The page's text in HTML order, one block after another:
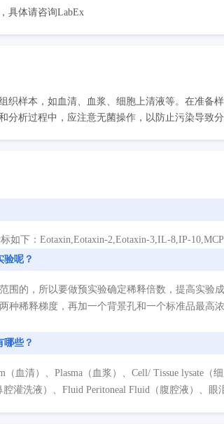
具体请咨询LabEx
织样本，如血清、血浆、细胞上清液等。在准
分析过程中，应注意无菌操作，以防止污染导致
如下：Eotaxin,Eotaxin-2,Eotaxin-3,IL-8,IP-
验呢？
围的，所以要做预实验确定稀释倍数，提高实
种稀释梯度，再加一个背景孔和一个标准品最
哪些？
血清）、Plasma（血浆）、Cell/ Tissue lysate
腔灌洗液）、Fluid Peritoneal Fluid（腹腔液）、眼